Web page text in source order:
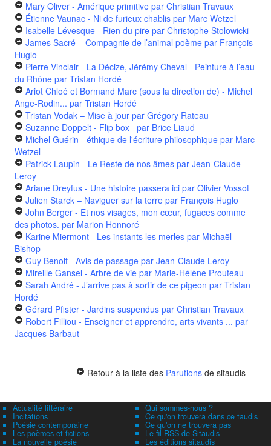
Mary Oliver - Amérique primitive par Christian Travaux
Étienne Vaunac - Ni de furieux chablis par Marc Wetzel
Isabelle Lévesque - Rien du pire par Christophe Stolowicki
James Sacré – Compagnie de l’animal poème par François
Huglo
Pierre Vinclair - La Décize, Jérémy Cheval - Peinture à l’eau
du Rhône par Tristan Hordé
Ariot Chloé et Bormand Marc (sous la direction de) - Michel
Ange-Rodin... par Tristan Hordé
Tristan Vodak – Mise à jour par Grégory Rateau
Suzanne Doppelt - Flip box par Brice Liaud
Michel Guérin - éthique de l'écriture philosophique par Marc
Wetzel
Patrick Laupin - Le Reste de nos âmes par Jean-Claude
Leroy
Ariane Dreyfus - Une histoire passera ici par Olivier Vossot
Julien Starck – Naviguer sur la terre par François Huglo
John Berger - Et nos visages, mon cœur, fugaces comme
des photos. par Marion Honnoré
Karine Miermont - Les instants les merles par Michaël
Bishop
Guy Benoit - Avis de passage par Jean-Claude Leroy
Mireille Gansel - Arbre de vie par Marie-Hélène Prouteau
Sarah André - J’arrive pas à sortir de ce pigeon par Tristan
Hordé
Gérard Pfister - Jardins suspendus par Christian Travaux
Robert Filliou - Enseigner et apprendre, arts vivants ... par
Jacques Barbaut
Retour à la liste des Parutions de sitaudis
Actualité littéraire
Incitations
Poésie contemporaine
Les poèmes et fictions
La nouvelle poésie
Qui sommes-nous ?
Ce qu'on trouvera dans ce taudis
Ce qu'on ne trouvera pas
Le fil RSS de Sitaudis
Les éditions sitaudis